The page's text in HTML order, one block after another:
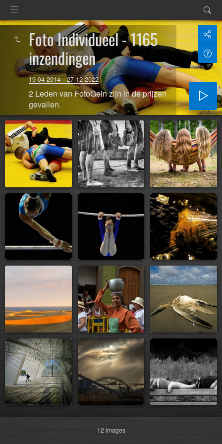
Foto Individueel - 1165
inzendingen
19-04-2014—27-12-2022
2 Leden van FotoGein zijn in de prijzen
gevallen.
12 images